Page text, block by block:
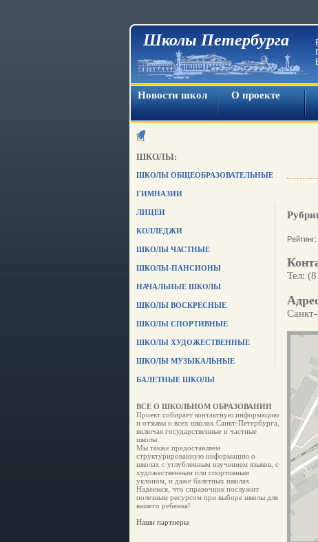
Школы Петербурга
Новости школ О проекте
ШКОЛЫ:
ШКОЛЫ ОБЩЕОБРАЗОВАТЕЛЬНЫЕ
ГИМНАЗИИ
ЛИЦЕИ
КОЛЛЕДЖИ
ШКОЛЫ ЧАСТНЫЕ
ШКОЛЫ-ПАНСИОНЫ
НАЧАЛЬНЫЕ ШКОЛЫ
ШКОЛЫ ВОСКРЕСНЫЕ
ШКОЛЫ СПОРТИВНЫЕ
ШКОЛЫ ХУДОЖЕСТВЕННЫЕ
ШКОЛЫ МУЗЫКАЛЬНЫЕ
БАЛЕТНЫЕ ШКОЛЫ
ВСЕ О ШКОЛЬНОМ ОБРАЗОВАНИИ
Проект собирает контактную информацию
и отзывы о всех школах Санкт-Петербурга,
включая государственные и частные
школы.
Мы также предоставляем
структурированную информацию о
школах с углубленным изучением языков, с
художественным или спортивным
уклоном, и даже балетных школах.
Надеемся, что справочник послужит
полезным ресурсом при выборе школы для
вашего ребенка!
Наши партнеры
Рейтинг:
Тел: